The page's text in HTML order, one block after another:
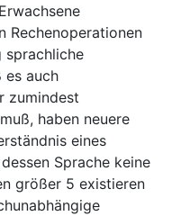
Rechenoperationen
sprachliche
es auch
zumindest
haben neuere
eines
Sprache keine
größer 5 existieren